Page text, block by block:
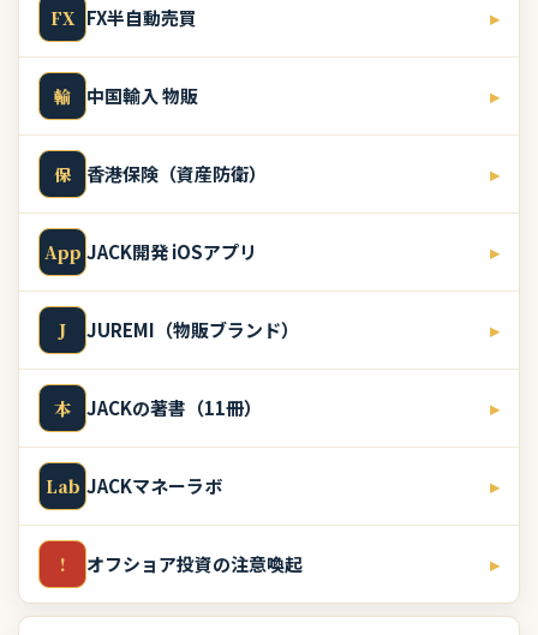
FX FX半自動売買 ▸
輸 中国輸入 物販 ▸
保 香港保険（資産防衛） ▸
App JACK開発 iOSアプリ ▸
J JUREMI（物販ブランド） ▸
本 JACKの著書（11冊） ▸
Lab JACKマネーラボ ▸
! オフショア投資の注意喚起 ▸